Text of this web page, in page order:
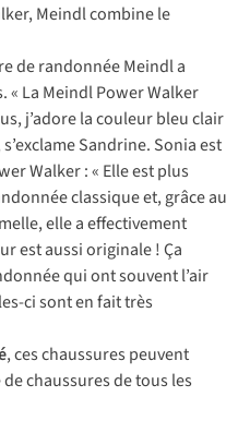
Meindl combine le
de randonnée Meindl a
« La Meindl Power Walker
j’adore la couleur bleu clair
Sandrine. Sonia est
Walker : « Elle est plus
classique et, grâce au
elle a effectivement
est aussi originale ! Ça
qui ont souvent l’air
ci sont en fait très
, ces chaussures peuvent
chaussures de tous les